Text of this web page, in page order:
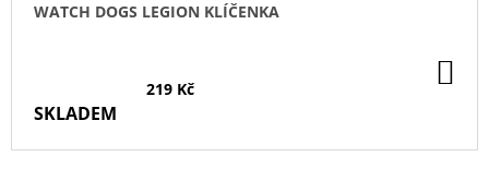
WATCH DOGS LEGION KLÍČENKA
219 Kč
SKLADEM